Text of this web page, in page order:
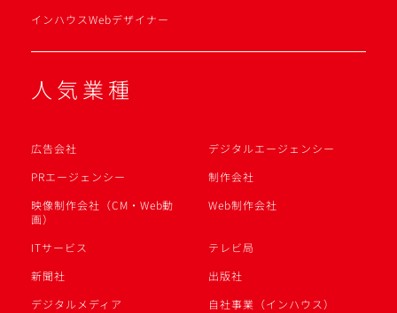
インハウスWebデザイナー
人気業種
広告会社
デジタルエージェンシー
PRエージェンシー
制作会社
映像制作会社（CM・Web動
画）
Web制作会社
ITサービス
テレビ局
新聞社
出版社
デジタルメディア
自社事業（インハウス）